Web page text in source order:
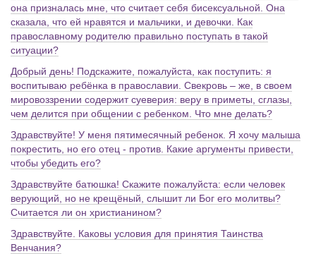
она призналась мне, что считает себя бисексуальной. Она
сказала, что ей нравятся и мальчики, и девочки. Как
православному родителю правильно поступать в такой
ситуации?
Добрый день! Подскажите, пожалуйста, как поступить: я
воспитываю ребёнка в православии. Свекровь – же, в своем
мировоззрении содержит суеверия: веру в приметы, сглазы,
чем делится при общении с ребенком. Что мне делать?
Здравствуйте! У меня пятимесячный ребенок. Я хочу малыша
покрестить, но его отец - против. Какие аргументы привести,
чтобы убедить его?
Здравствуйте батюшка! Скажите пожалуйста: если человек
верующий, но не крещёный, слышит ли Бог его молитвы?
Считается ли он христианином?
Здравствуйте. Каковы условия для принятия Таинства
Венчания?